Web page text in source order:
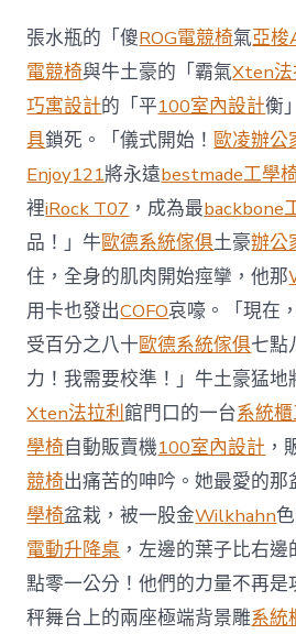
張水瓶的「傻ROG電競椅氣亞梭
電競椅與牛土豪的「霸氣Xten法
巧寓設計的「平100室內設計衡
具鎖死。「儀式開始！歐凌辦公
Enjoy121將永遠bestmade工學
裡iRock T07 ，成為最backbone
品！」牛歐德系統傢俱土豪辦公
住，全身的肌肉開始痙攣，他那
用卡也發出COFO哀嚎。「現在
受百分之八十歐德系統傢俱七點
力！我需要校準！」牛土豪猛
Xten法拉利館門口的一台系統
學椅自動販賣機100室內設計 ，
競椅出痛苦的呻吟。她最愛的那
學椅盆栽，被一股金Wilkhahn
電動升降桌 ，左邊的葉子比右邊
點零一公分！他們的力量不再是
秤舞台上的兩座極端背景雕系統